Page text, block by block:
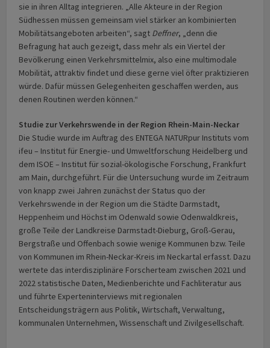
sie in ihren Alltag integrieren. „Alle Akteure in der Region
Südhessen müssen gemeinsam viel stärker an kombinierten
Mobilitäts­­ange­boten arbeiten“, sagt Deffner, „denn die
Befragung hat auch gezeigt, dass mehr als ein Viertel der
Bevölkerung einen Verkehrs­mittel­mix, also eine multimodale
Mobilität, attraktiv findet und diese gerne viel öfter prakti­zieren
würde. Dafür müssen Gelegen­heiten geschaffen werden, aus
denen Routinen werden können.“
Studie zur Verkehrswende in der Region Rhein-Main-Neckar
Die Studie wurde im Auftrag des ENTEGA NATURpur Instituts vom
ifeu – Institut für Energie- und Umweltforschung Heidelberg und
dem ISOE – Institut für sozial-ökologische Forschung, Frankfurt
am Main, durchgeführt. Für die Untersuchung wurde im Zeitraum
von knapp zwei Jahren zunächst der Status quo der
Verkehrswende in der Region um die Städte Darmstadt,
Heppenheim und Höchst im Odenwald sowie Odenwaldkreis,
große Teile der Landkreise Darmstadt-Dieburg, Groß-Gerau,
Bergstraße und Offenbach sowie wenige Kommunen bzw. Teile
von Kommunen im Rhein-Neckar-Kreis im Neckartal erfasst. Dazu
wertete das interdisziplinäre Forscherteam zwischen 2021 und
2022 statistische Daten, Medienberichte und Fachliteratur aus
und führte Experteninterviews mit regionalen
Entscheidungsträgern aus Politik, Wirtschaft, Verwaltung,
kommunalen Unternehmen, Wissenschaft und Zivilgesellschaft.